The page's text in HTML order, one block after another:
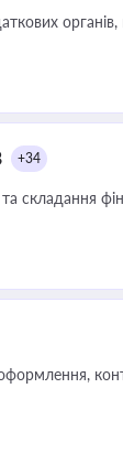
+34
складання